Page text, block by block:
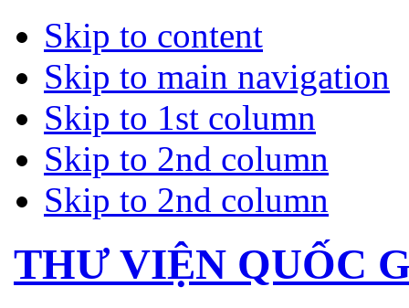
Skip to content
Skip to main navigation
Skip to 1st column
Skip to 2nd column
Skip to 2nd column
THƯ VIỆN QUỐC